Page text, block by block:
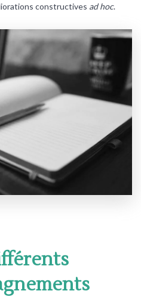
constructives ad hoc.